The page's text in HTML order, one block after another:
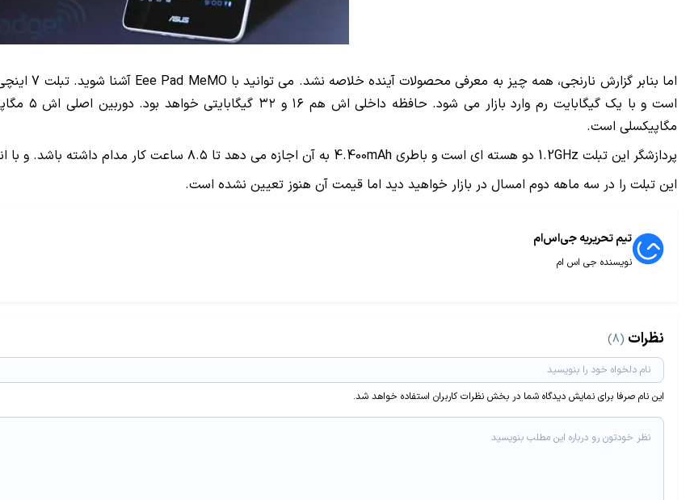
مگاپیکسلی است.
پردازشگر این تبلت 1.2GHz دو هسته ای است و باطری 4.400mAh به آن اجازه می دهد تا ۸.۵ ساعت کار مدام داشته باشد. و با اندروید 4.0 کار می کند.
این تبلت را در سه ماهه دوم امسال در بازار خواهید دید اما قیمت آن هنوز تعیین نشده است.
تیم تحریریه جی‌اس‌ام
نویسنده جی اس ام
نظرات (8)
این نام صرفا برای نمایش دیدگاه شما در بخش نظرات کاربران استفاده خواهد شد.